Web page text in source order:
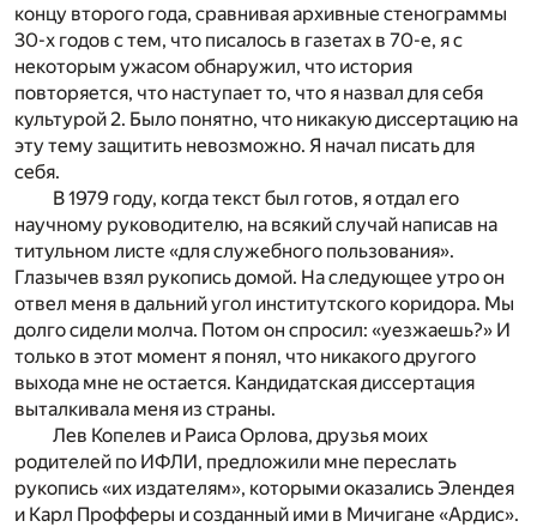
концу второго года, сравнивая архивные стенограммы
30-х годов с тем, что писалось в газетах в 70-е, я с
некоторым ужасом обнаружил, что история
повторяется, что наступает то, что я назвал для себя
культурой 2. Было понятно, что никакую диссертацию на
эту тему защитить невозможно. Я начал писать для
себя.
В 1979 году, когда текст был готов, я отдал его
научному руководителю, на всякий случай написав на
титульном листе «для служебного пользования».
Глазычев взял рукопись домой. На следующее утро он
отвел меня в дальний угол институтского коридора. Мы
долго сидели молча. Потом он спросил: «уезжаешь?» И
только в этот момент я понял, что никакого другого
выхода мне не остается. Кандидатская диссертация
выталкивала меня из страны.
Лев Копелев и Раиса Орлова, друзья моих
родителей по ИФЛИ, предложили мне переслать
рукопись «их издателям», которыми оказались Элендея
и Карл Профферы и созданный ими в Мичигане «Ардис».